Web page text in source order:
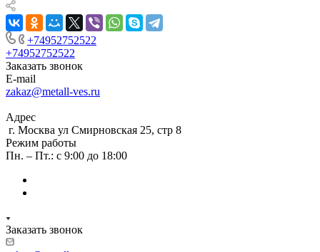
+74952752522
+74952752522
Заказать звонок
E-mail
zakaz@metall-ves.ru
Адрес
г. Москва ул Смирновская 25, стр 8
Режим работы
Пн. – Пт.: с 9:00 до 18:00
Заказать звонок